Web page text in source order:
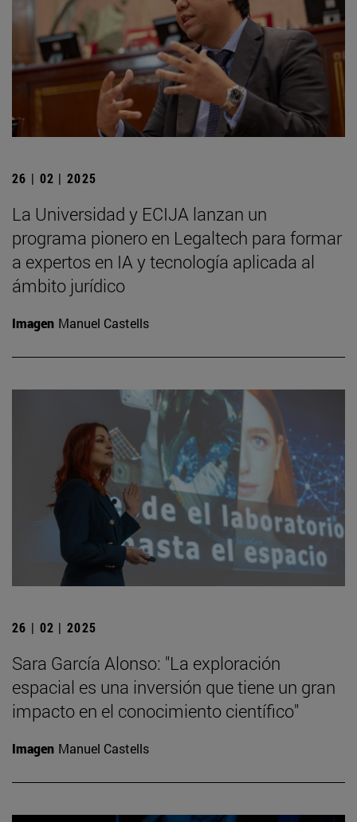
26 | 02 | 2025
La Universidad y ECIJA lanzan un
programa pionero en Legaltech para formar
a expertos en IA y tecnología aplicada al
ámbito jurídico
Imagen Manuel Castells
26 | 02 | 2025
Sara García Alonso: "La exploración
espacial es una inversión que tiene un gran
impacto en el conocimiento científico"
Imagen Manuel Castells